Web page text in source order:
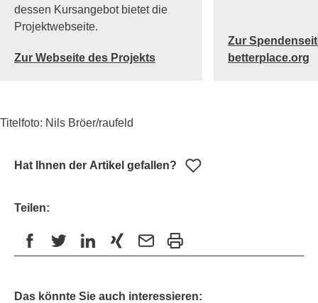
dessen Kursangebot bietet die
Projektwebseite.
Zur Webseite des Projekts
Zur
betterplace.org
Titelfoto: Nils Bröer/raufeld
Hat Ihnen der Artikel gefallen?
Teilen:
Das könnte Sie auch interessieren: